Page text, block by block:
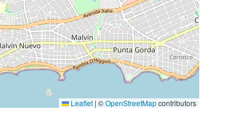
Leaflet | ©OpenStreetMapcontributors